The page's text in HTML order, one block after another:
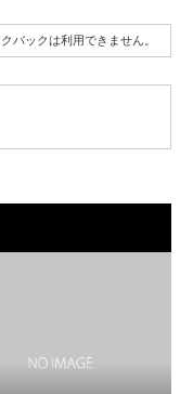
クバックは利用できません。